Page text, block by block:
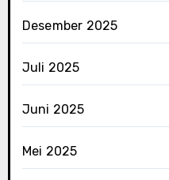
Desember 2025
Juli 2025
Juni 2025
Mei 2025